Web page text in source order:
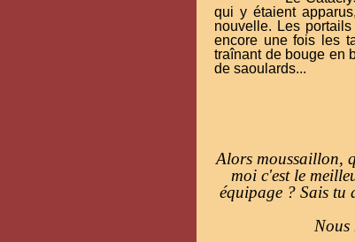
qui y étaient
nouvelle. Les
encore une fois les
traînant de bouge en
de saoulards...
Alors moussaillon,
moi c'est le
équipage ? Sais tu
Nous